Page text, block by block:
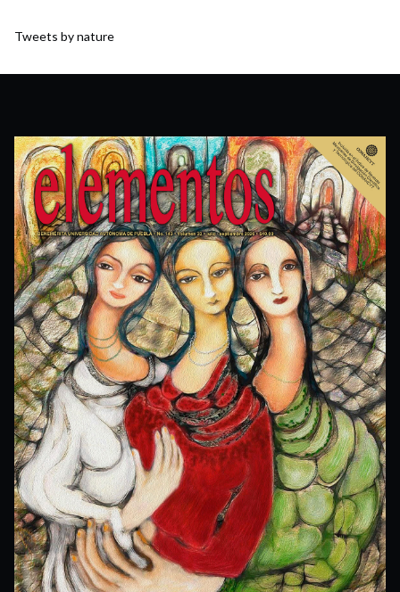
Tweets by nature